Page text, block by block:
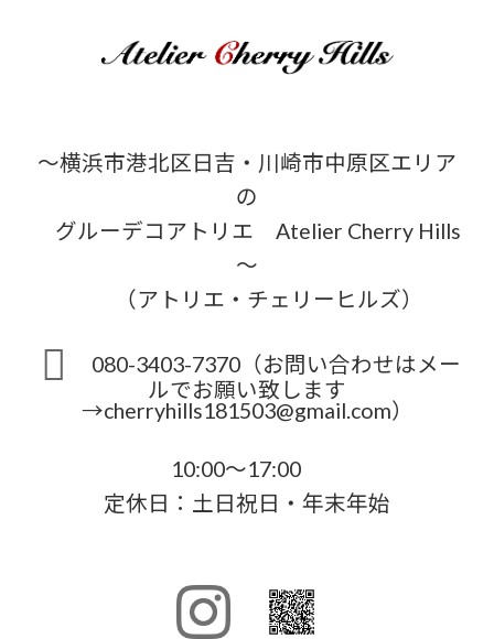
～横浜市港北区日吉・川崎市中原区エリア
の
グルーデコアトリエ Atelier Cherry Hills
～
（アトリエ・チェリーヒルズ）
080-3403-7370（お問い合わせはメー
ルでお願い致します
→cherryhills181503@gmail.com）
10:00～17:00
定休日：土日祝日・年末年始